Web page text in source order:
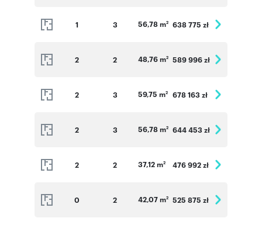
1 3 56,78 m2 638 775 zł
2 2 48,76 m2 589 996 zł
2 3 59,75 m2 678 163 zł
2 3 56,78 m2 644 453 zł
2 2 37,12 m2 476 992 zł
0 2 42,07 m2 525 875 zł